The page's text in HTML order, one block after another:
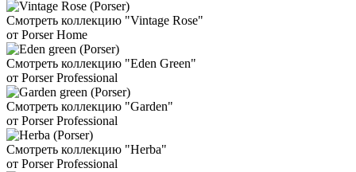
Смотреть коллекцию "Vintage Rose"
от Porser Home
Смотреть коллекцию "Eden Green"
от Porser Professional
Смотреть коллекцию "Garden"
от Porser Professional
Смотреть коллекцию "Herba"
от Porser Professional